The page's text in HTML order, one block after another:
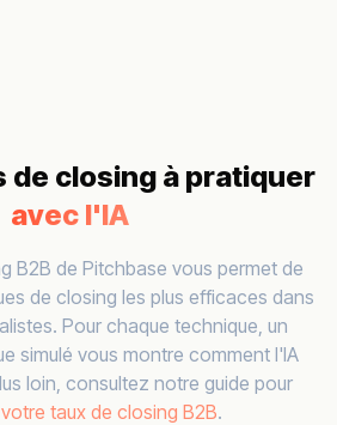
de closing à pratiquer
avec l'IA
B2B de Pitchbase vous permet de
de closing les plus efficaces dans
Pour chaque technique, un
simulé vous montre comment l'IA
loin, consultez notre guide pour
taux de closing B2B.